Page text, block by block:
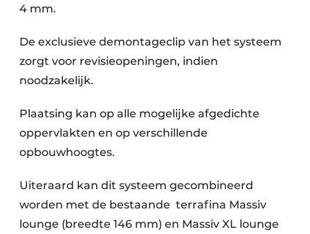
4 mm.
De exclusieve demontageclip van het systeem
zorgt voor revisieopeningen, indien
noodzakelijk.
Plaatsing kan op alle mogelijke afgedichte
oppervlakten en op verschillende
opbouwhoogtes.
Uiteraard kan dit systeem gecombineerd
worden met de bestaande terrafina Massiv
lounge (breedte 146 mm) en Massiv XL lounge